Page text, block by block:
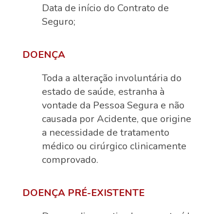
Data de início do Contrato de
Seguro;
DOENÇA
Toda a alteração involuntária do
estado de saúde, estranha à
vontade da Pessoa Segura e não
causada por Acidente, que origine
a necessidade de tratamento
médico ou cirúrgico clinicamente
comprovado.
DOENÇA PRÉ-EXISTENTE